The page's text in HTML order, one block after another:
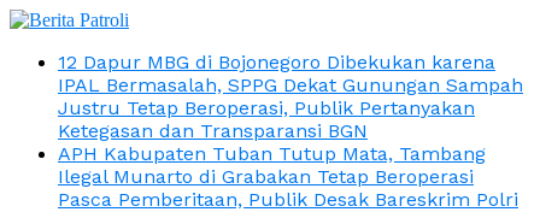
12 Dapur MBG di Bojonegoro Dibekukan karena
IPAL Bermasalah, SPPG Dekat Gunungan Sampah
Justru Tetap Beroperasi, Publik Pertanyakan
Ketegasan dan Transparansi BGN
APH Kabupaten Tuban Tutup Mata, Tambang
Ilegal Munarto di Grabakan Tetap Beroperasi
Pasca Pemberitaan, Publik Desak Bareskrim Polri